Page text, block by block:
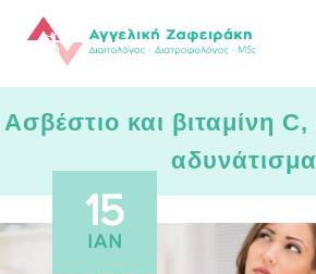
Aσβέστιο και βιταμίνη
αδυνάτισμα
15
ΙΑΝ